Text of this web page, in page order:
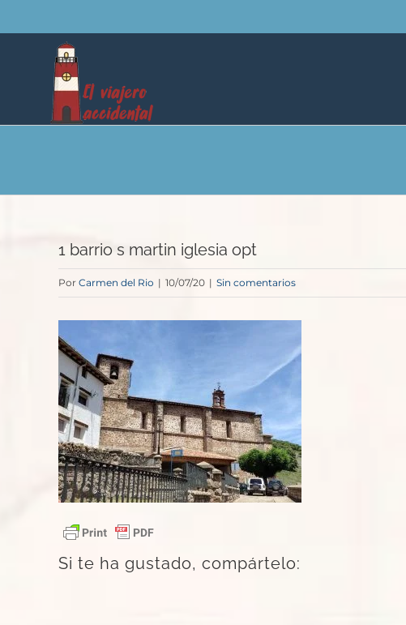
al
contenido
1 barrio s martin iglesia opt
Por Carmen del Rio | 10/07/20 | Sin comentarios
Si te ha gustado, compártelo: